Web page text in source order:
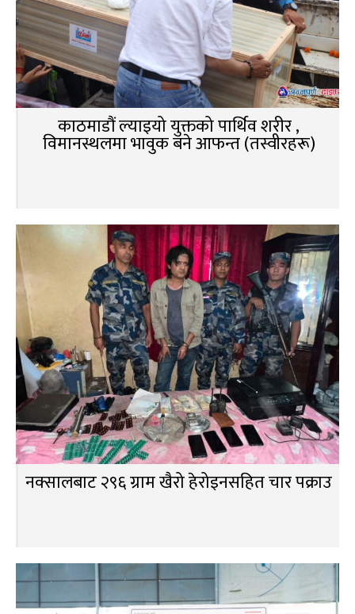
काठमाडौं ल्याइयो युक्तको पार्थिव शरीर ,
विमानस्थलमा भावुक बने आफन्त (तस्वीरहरू)
नक्सालबाट २९६ ग्राम खैरो हेरोइनसहित चार पक्राउ